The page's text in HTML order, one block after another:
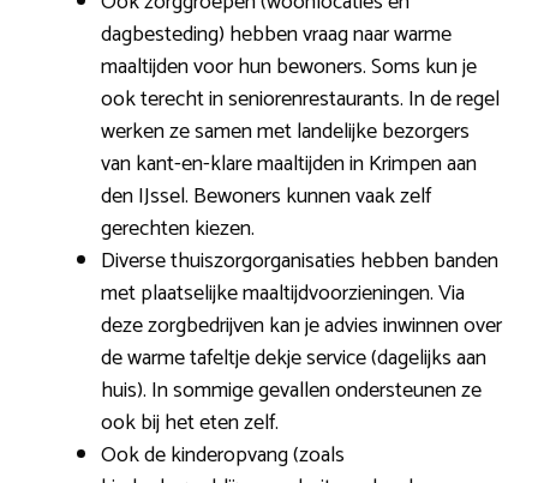
dagbesteding) hebben vraag naar warme
maaltijden voor hun bewoners. Soms kun je
ook terecht in seniorenrestaurants. In de regel
werken ze samen met landelijke bezorgers
van kant-en-klare maaltijden in Krimpen aan
den IJssel. Bewoners kunnen vaak zelf
gerechten kiezen.
Diverse thuiszorgorganisaties hebben banden
met plaatselijke maaltijdvoorzieningen. Via
deze zorgbedrijven kan je advies inwinnen over
de warme tafeltje dekje service (dagelijks aan
huis). In sommige gevallen ondersteunen ze
ook bij het eten zelf.
Ook de kinderopvang (zoals